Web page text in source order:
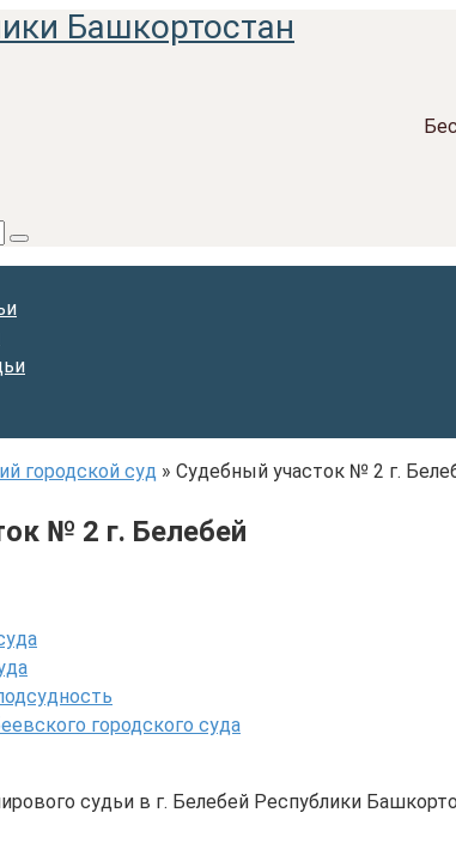
Башкортостан
городской суд » Судебный участок № 2 г.
№ 2 г. Белебей
городского суда
судьи в г. Белебей Республики